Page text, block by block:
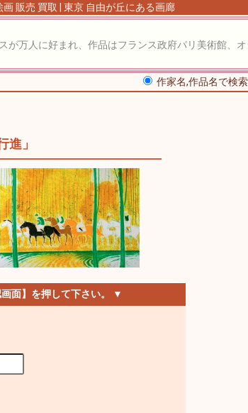
販売 買取 | 東京 自由が丘にある画廊
万人に好まれ、作品はフランス政府パリ美術館、オ
作家名,作品名で検
進」
面】を押して下さい。 ▼